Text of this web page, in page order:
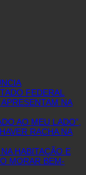
FEDERAL
NA
AO MEU LADO”,
RACHA NA
HABITAÇÃO E
MORAR BEM-